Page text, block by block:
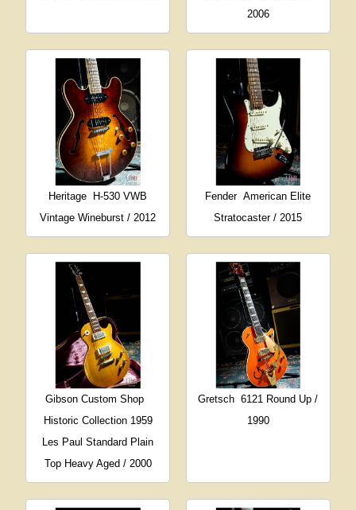
2006
Heritage
H-530 VWB
Vintage Wineburst / 2012
Fender American Elite
Stratocaster / 2015
Gibson Custom Shop
Historic Collection 1959
Les Paul Standard Plain
Top Heavy Aged / 2000
Gretsch 6121 Round Up /
1990